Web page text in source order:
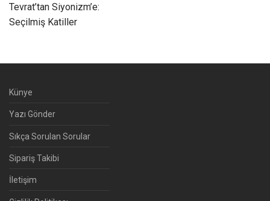
Tevrat’tan Siyonizm’e:
Seçilmiş Katiller
Künye
Yazı Gönder
Sıkça Sorulan Sorular
Sipariş Takibi
İletişim